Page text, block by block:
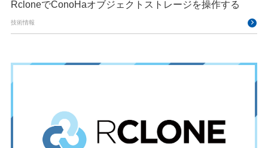
RcloneでConoHaオブジェクトストレージを操作する
技術情報